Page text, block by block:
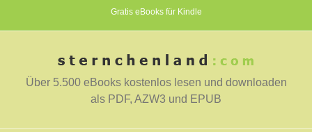
Gratis eBooks für Kindle
Über 5.500 eBooks kostenlos lesen und downloaden
als PDF, AZW3 und EPUB